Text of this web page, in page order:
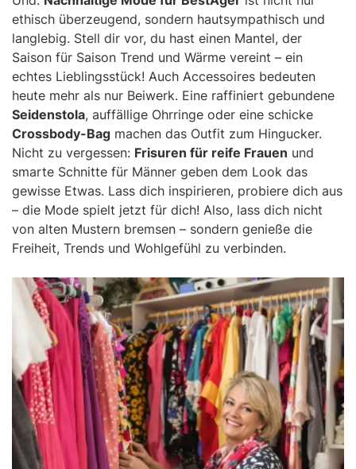
ethisch überzeugend, sondern hautsympathisch und
langlebig. Stell dir vor, du hast einen Mantel, der
Saison für Saison Trend und Wärme vereint – ein
echtes Lieblingsstück! Auch Accessoires bedeuten
heute mehr als nur Beiwerk. Eine raffiniert gebundene
Seidenstola, auffällige Ohrringe oder eine schicke
Crossbody-Bag machen das Outfit zum Hingucker.
Nicht zu vergessen: Frisuren für reife Frauen und
smarte Schnitte für Männer geben dem Look das
gewisse Etwas. Lass dich inspirieren, probiere dich aus
– die Mode spielt jetzt für dich! Also, lass dich nicht
von alten Mustern bremsen – sondern genieße die
Freiheit, Trends und Wohlgefühl zu verbinden.